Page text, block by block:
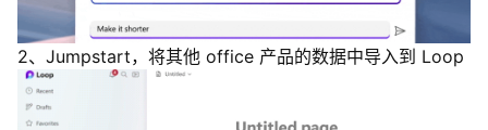
2、Jumpstart，将其他 office 产品的数据中导入到 Loop